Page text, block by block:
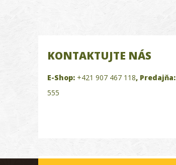
KONTAKTUJTE NÁS
E-Shop: +421 907 467 118, Predajňa:
555